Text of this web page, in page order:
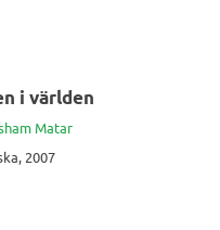
i världen
Matar
2007